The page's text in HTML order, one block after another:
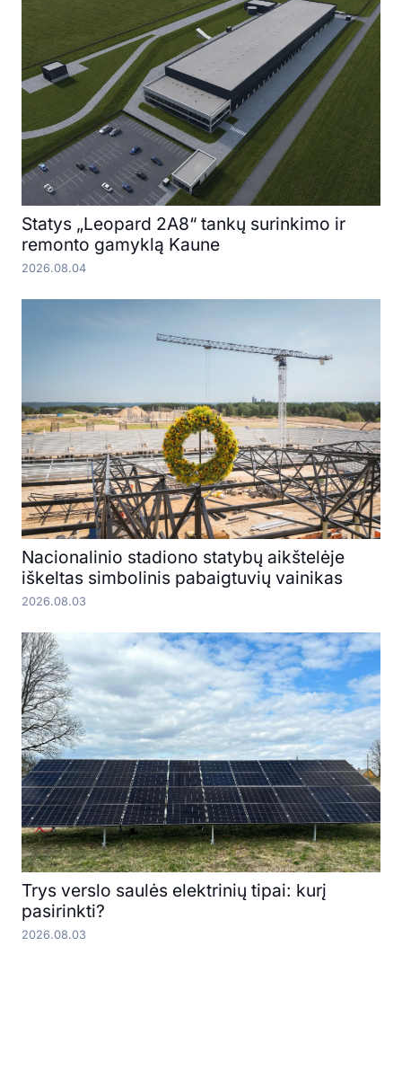
Statys „Leopard 2A8“ tankų surinkimo ir
remonto gamyklą Kaune
2026.08.04
Nacionalinio stadiono statybų aikštelėje
iškeltas simbolinis pabaigtuvių vainikas
2026.08.03
Trys verslo saulės elektrinių tipai: kurį
pasirinkti?
2026.08.03